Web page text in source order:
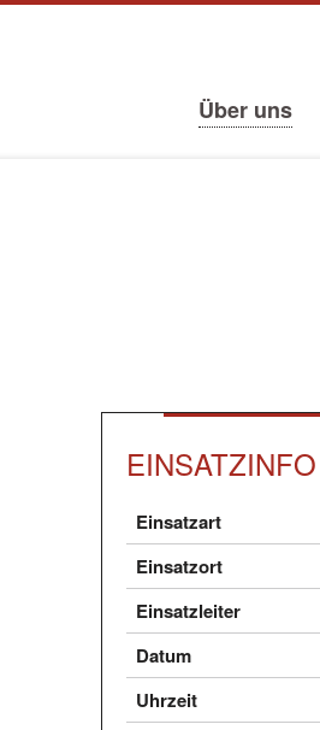
Navigation
überspringen
Über uns
EINSATZINFO
Einsatzart
Einsatzort
Einsatzleiter
Datum
Uhrzeit